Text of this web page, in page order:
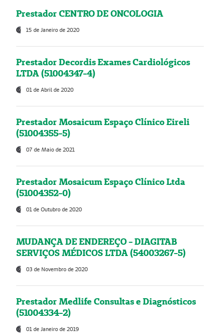
Prestador CENTRO DE ONCOLOGIA
15 de Janeiro de 2020
Prestador Decordis Exames Cardiológicos
LTDA (51004347-4)
01 de Abril de 2020
Prestador Mosaicum Espaço Clínico Eireli
(51004355-5)
07 de Maio de 2021
Prestador Mosaicum Espaço Clínico Ltda
(51004352-0)
01 de Outubro de 2020
MUDANÇA DE ENDEREÇO - DIAGITAB
SERVIÇOS MÉDICOS LTDA (54003267-5)
03 de Novembro de 2020
Prestador Medlife Consultas e Diagnósticos
(51004334-2)
01 de Janeiro de 2019